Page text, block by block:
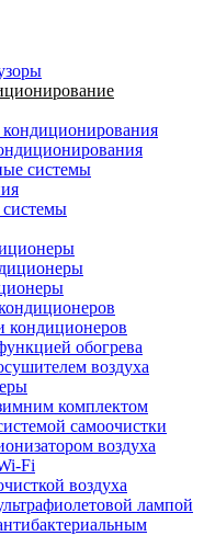
системы
кондиционеров
обогрева
воздуха
комплектом
самоочистки
воздуха
Fi
воздуха
лампой